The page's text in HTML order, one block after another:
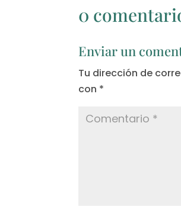
0
Enviar un
Tu dirección de
con *